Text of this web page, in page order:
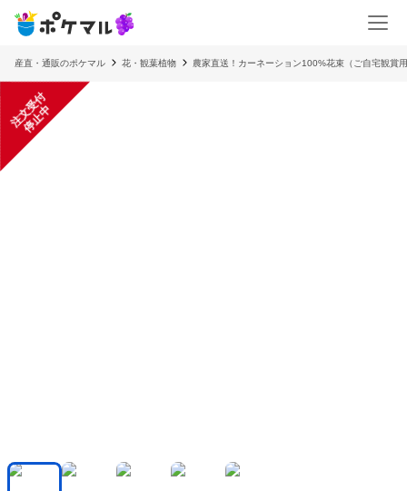
産直・通販のポケマル 花・観葉植物 農家直送！カーネーション100%花束（ご自宅観賞
注
文
受
付
停
止
中